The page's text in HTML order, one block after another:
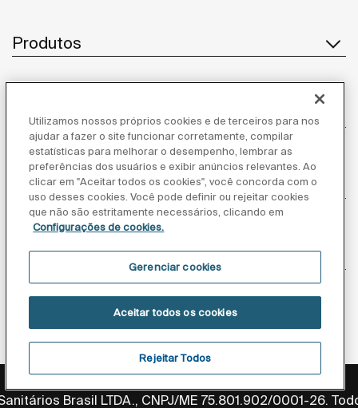
Produtos
Atendimento ao cliente
Sobre nós
Inspiração
Siga-nos
Brasil LTDA., CNPJ/ME 75.801.902/0001-26.
Utilizamos nossos próprios cookies e de terceiros para nos
ajudar a fazer o site funcionar corretamente, compilar
estatísticas para melhorar o desempenho, lembrar as
preferências dos usuários e exibir anúncios relevantes. Ao
clicar em "Aceitar todos os cookies", você concorda com o
uso desses cookies. Você pode definir ou rejeitar cookies
que não são estritamente necessários, clicando em
Configurações de cookies.
Gerenciar cookies
Rejeitar Todos
Aceitar todos os cookies